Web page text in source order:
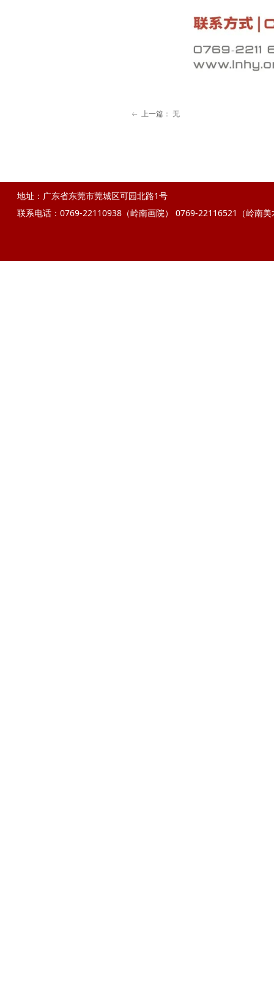
ꂃ 上一篇： 无
地址：广东省东莞市莞城区可园北路1号
联系电话：0769-22110938（岭南画院）
0769-22116521（岭南美